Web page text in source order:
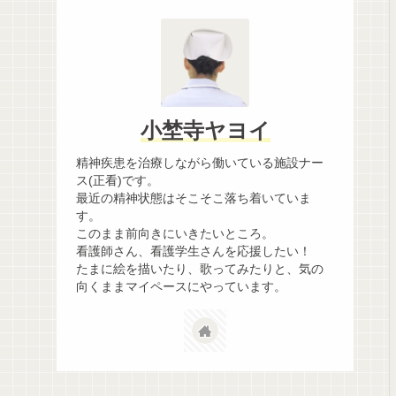
小埜寺ヤヨイ
精神疾患を治療しながら働いている施設ナー
ス(正看)です。
最近の精神状態はそこそこ落ち着いていま
す。
このまま前向きにいきたいところ。
看護師さん、看護学生さんを応援したい！
たまに絵を描いたり、歌ってみたりと、気の
向くままマイペースにやっています。